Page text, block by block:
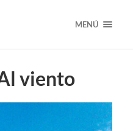
MENÚ
viento